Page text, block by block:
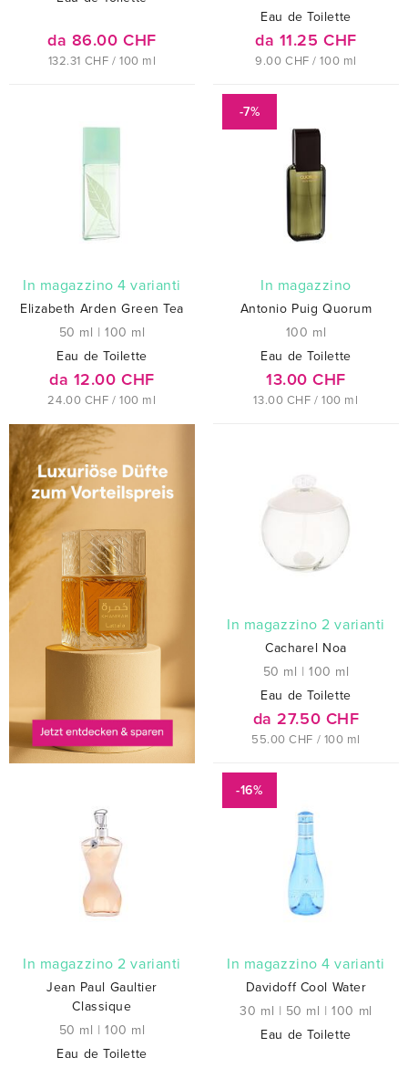
da 86.00 CHF
132.31 CHF / 100 ml
Eau de Toilette
da 11.25 CHF
9.00 CHF / 100 ml
In magazzino 4 varianti
Elizabeth Arden Green Tea
50 ml |100 ml
Eau de Toilette
da 12.00 CHF
24.00 CHF / 100 ml
-7%
In magazzino
Antonio Puig Quorum
100 ml
Eau de Toilette
13.00 CHF
13.00 CHF / 100 ml
In magazzino 2 varianti
Cacharel Noa
50 ml |100 ml
Eau de Toilette
da 27.50 CHF
55.00 CHF / 100 ml
In magazzino 2 varianti
Jean Paul Gaultier
Classique
50 ml |100 ml
Eau de Toilette
-16%
In magazzino 4 varianti
Davidoff Cool Water
30 ml | 50 ml |100 ml
Eau de Toilette